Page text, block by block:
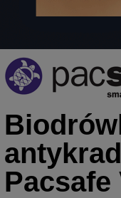
Pacsafe